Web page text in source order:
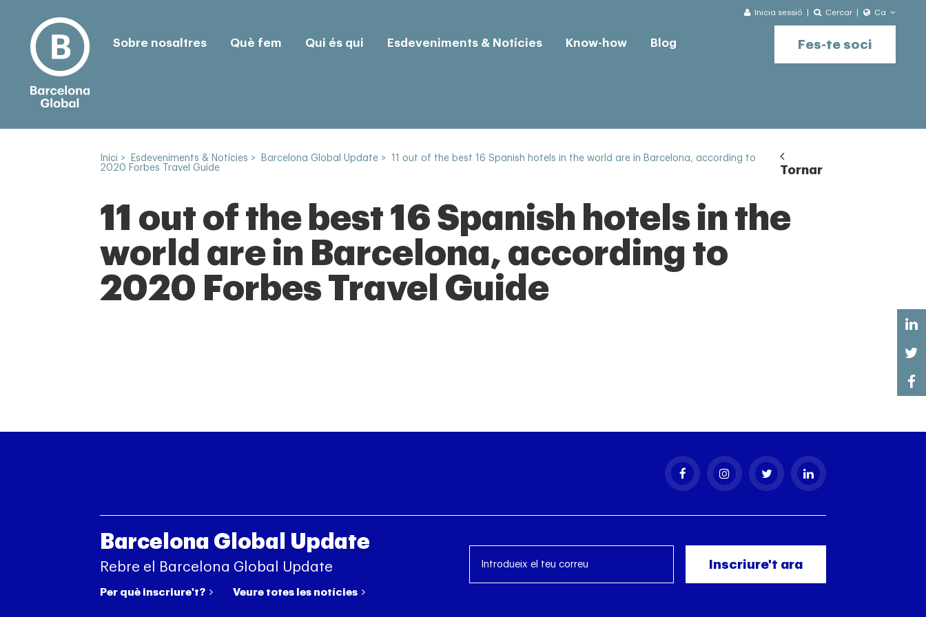
Inicia sessió Cercar Ca
Sobre nosaltres Què fem Qui és qui Esdeveniments & Notícies Know-how Blog Fes-te soci
Inici > Esdeveniments & Notícies > Barcelona Global Update > 11 out of the best 16 Spanish hotels in the world are in Barcelona, according to
2020 Forbes Travel Guide
Tornar
11 out of the best 16 Spanish hotels in the
world are in Barcelona, according to
2020 Forbes Travel Guide
Barcelona Global Update
Rebre el Barcelona Global Update
Per què inscriure't? Veure totes les notícies